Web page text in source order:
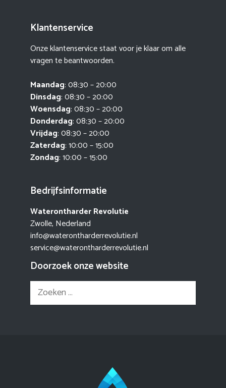
Klantenservice
Onze klantenservice staat voor je klaar om alle
vragen te beantwoorden.
Maandag: 08:30 – 20:00
Dinsdag: 08:30 – 20:00
Woensdag: 08:30 – 20:00
Donderdag: 08:30 – 20:00
Vrijdag: 08:30 – 20:00
Zaterdag: 10:00 – 15:00
Zondag: 10:00 – 15:00
Bedrijfsinformatie
Waterontharder Revolutie
Zwolle, Nederland
info@waterontharderrevolutie.nl
service@waterontharderrevolutie.nl
Doorzoek onze website
Zoek
naar: